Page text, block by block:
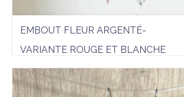
EMBOUT FLEUR ARGENTÉ-
VARIANTE ROUGE ET BLANCHE
Boucles d'oreilles,Grande Boucle
Ajo